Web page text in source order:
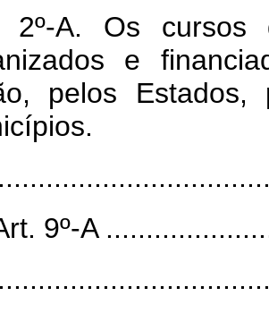
2º-A. Os
e
pelos
9º-A